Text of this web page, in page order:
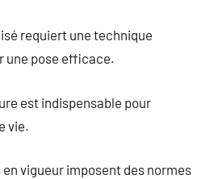
requiert une technique
une pose efficace.
est indispensable pour
vie.
vigueur imposent des normes